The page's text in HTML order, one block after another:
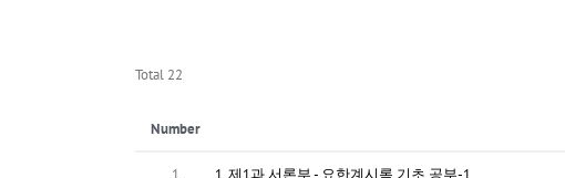
Total 22
Number
1 1. 제1과 서론부 - 요한계시록 기초 공부-1